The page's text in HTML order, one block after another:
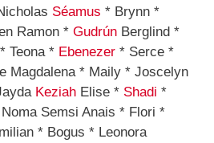
Séamus * Brynn *
Ramon * Gudrún Berglind *
Teona * Ebenezer * Serce *
Magdalena * Maily * Joscelyn
Keziah Elise * Shadi *
Semsi Anais * Flori *
* Bogus * Leonora